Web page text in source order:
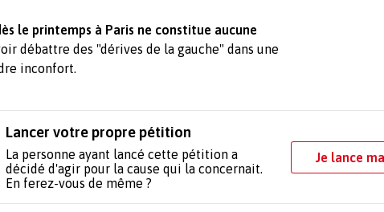
le printemps à Paris ne constitue aucune
débattre des "dérives de la gauche" dans une
inconfort.
Lancer votre propre pétition
La personne ayant lancé cette pétition a
décidé d'agir pour la cause qui la concernait.
En ferez-vous de même ?
Je lance